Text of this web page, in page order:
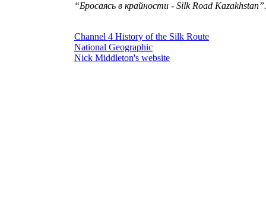
“Бросаясь в крайности - Silk Road Kazakhstan
Channel 4 History of the Silk Route
National Geographic
Nick Middleton's website